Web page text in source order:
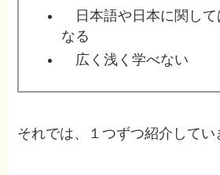
日本語や日本に関して
なる
広く浅く学べない
それでは、１つずつ紹介してい